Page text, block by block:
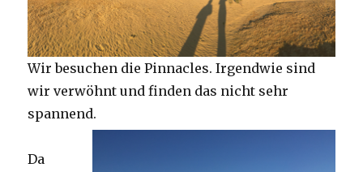
Wir besuchen die Pinnacles. Irgendwie sind
wir verwöhnt und finden das nicht sehr
spannend.
Da